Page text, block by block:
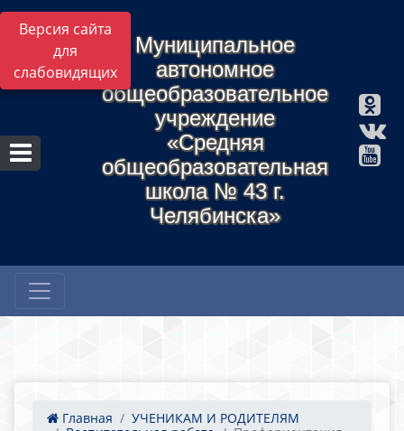
Версия сайта
для
слабовидящих
Муниципальное
автономное
общеобразовательное
учреждение
«Средняя
общеобразовательная
школа № 43 г.
Челябинска»
Главная
УЧЕНИКАМ И РОДИТЕЛЯМ